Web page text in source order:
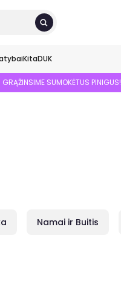
KitaDUK
SUMOKĖTUS PINIGUS!
Namai ir Buitis